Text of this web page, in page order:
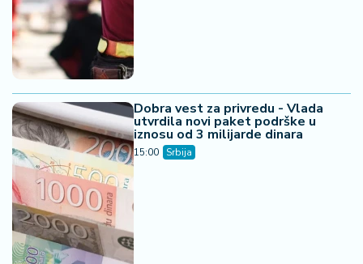
Dobra vest za privredu - Vlada
utvrdila novi paket podrške u
iznosu od 3 milijarde dinara
15:00 Srbija